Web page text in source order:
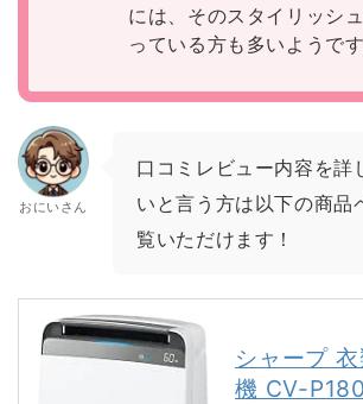
には、そのスタイリッシ
っている方も多いようです
おにいさん
口コミレビュー内容を詳
いと言う方は以下の商品
覧いただけます！
シャープ
機 CV-